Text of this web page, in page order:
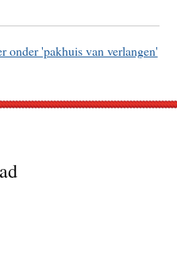
onder 'pakhuis van verlangen'